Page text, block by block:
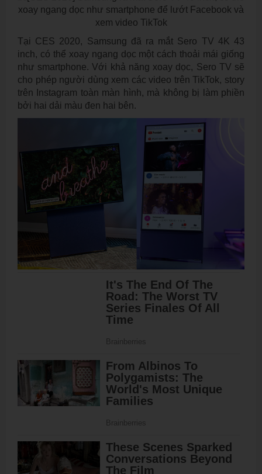
Tại CES 2020, Samsung đã ra mắt Sero TV 4K 43
inch, có thể xoay ngang dọc một cách thoải mái giống
như smartphone. Với khả năng xoay dọc, Sero TV sẽ
cho phép người dùng xem các video trên TikTok, story
trên Instagram toàn màn hình, mà không bị làm phiền
bởi hai dải màu đen hai bên.